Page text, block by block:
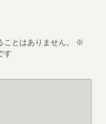
とはありません。
※
す